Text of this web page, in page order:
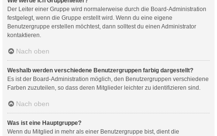
Der Leiter einer Gruppe wird normalerweise durch die Board-Administration
festgelegt, wenn die Gruppe erstellt wird. Wenn du eine eigene
Benutzergruppe erstellen möchtest, dann solltest du einen Administrator
kontaktieren.
Nach oben
Weshalb werden verschiedene Benutzergruppen farbig dargestellt?
Es ist der Board-Administration möglich, den Benutzergruppen verschiedene
Farben zuzuteilen, so dass deren Mitglieder leichter zu identifizieren sind.
Nach oben
Was ist eine Hauptgruppe?
Wenn du Mitglied in mehr als einer Benutzergruppe bist, dient die